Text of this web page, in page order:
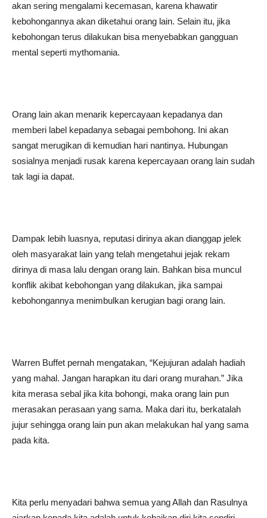
akan sering mengalami kecemasan, karena khawatir
kebohongannya akan diketahui orang lain. Selain itu, jika
kebohongan terus dilakukan bisa menyebabkan gangguan
mental seperti mythomania.
Orang lain akan menarik kepercayaan kepadanya dan
memberi label kepadanya sebagai pembohong. Ini akan
sangat merugikan di kemudian hari nantinya. Hubungan
sosialnya menjadi rusak karena kepercayaan orang lain sudah
tak lagi ia dapat.
Dampak lebih luasnya, reputasi dirinya akan dianggap jelek
oleh masyarakat lain yang telah mengetahui jejak rekam
dirinya di masa lalu dengan orang lain. Bahkan bisa muncul
konflik akibat kebohongan yang dilakukan, jika sampai
kebohongannya menimbulkan kerugian bagi orang lain.
Warren Buffet pernah mengatakan, “Kejujuran adalah hadiah
yang mahal. Jangan harapkan itu dari orang murahan.” Jika
kita merasa sebal jika kita bohongi, maka orang lain pun
merasakan perasaan yang sama. Maka dari itu, berkatalah
jujur sehingga orang lain pun akan melakukan hal yang sama
pada kita.
Kita perlu menyadari bahwa semua yang Allah dan Rasulnya